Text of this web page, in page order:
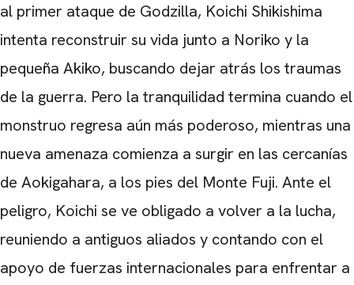
al primer ataque de Godzilla, Koichi Shikishima
intenta reconstruir su vida junto a Noriko y la
pequeña Akiko, buscando dejar atrás los traumas
de la guerra. Pero la tranquilidad termina cuando el
monstruo regresa aún más poderoso, mientras una
nueva amenaza comienza a surgir en las cercanías
de Aokigahara, a los pies del Monte Fuji. Ante el
peligro, Koichi se ve obligado a volver a la lucha,
reuniendo a antiguos aliados y contando con el
apoyo de fuerzas internacionales para enfrentar a
CARREGANDO PUBLICIDADE